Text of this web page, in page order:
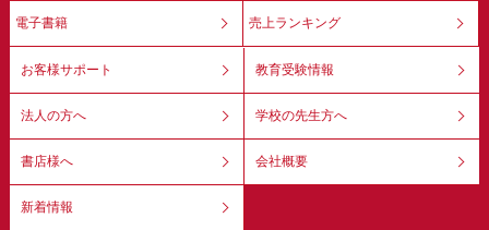
電子書籍 売上ランキング
お客様サポート 教育受験情報
法人の方へ 学校の先生方へ
書店様へ 会社概要
新着情報